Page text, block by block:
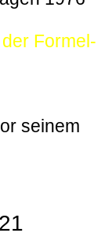
Formel-
seinem